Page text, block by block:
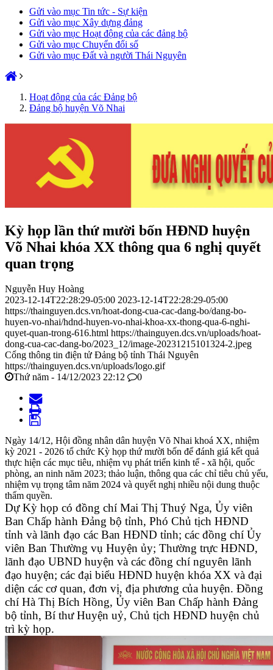
Gửi vào mục Tin tức - Sự kiện
Gửi vào mục Xây dựng đảng
Gửi vào mục Hoạt động của các đảng bộ
Gửi vào mục Chuyển đổi số
Gửi vào mục Đất và người Thái Nguyên
Hoạt động của các Đảng bộ
Đảng bộ huyện Võ Nhai
Kỳ họp lần thứ mười bốn HĐND huyện
Võ Nhai khóa XX thông qua 6 nghị quyết
quan trọng
Nguyễn Huy Hoàng
2023-12-14T22:28:29-05:00 2023-12-14T22:28:29-05:00
https://thainguyen.dcs.vn/hoat-dong-cua-cac-dang-bo/dang-bo-
huyen-vo-nhai/hdnd-huyen-vo-nhai-khoa-xx-thong-qua-6-nghi-
quyet-quan-trong-616.html https://thainguyen.dcs.vn/uploads/hoat-
dong-cua-cac-dang-bo/2023_12/image-20231215101324-2.jpeg
Cổng thông tin điện tử Đảng bộ tỉnh Thái Nguyên
https://thainguyen.dcs.vn/uploads/logo.gif
Thứ năm - 14/12/2023 22:12
0
Ngày 14/12, Hội đồng nhân dân huyện Võ Nhai khoá XX, nhiệm
kỳ 2021 - 2026 tổ chức Kỳ họp thứ mười bốn để đánh giá kết quả
thực hiện các mục tiêu, nhiệm vụ phát triển kinh tế - xã hội, quốc
phòng, an ninh năm 2023; thảo luận, thông qua các chỉ tiêu chủ yếu,
nhiệm vụ trọng tâm năm 2024 và quyết nghị nhiều nội dung thuộc
thẩm quyền.
Dự Kỳ họp có đồng chí Mai Thị Thuý Nga, Ủy viên
Ban Chấp hành Đảng bộ tỉnh, Phó Chủ tịch HĐND
tỉnh và lãnh đạo các Ban HĐND tỉnh; các đồng chí Ủy
viên Ban Thường vụ Huyện ủy; Thường trực HĐND,
lãnh đạo UBND huyện và các đồng chí nguyên lãnh
đạo huyện; các đại biểu HĐND huyện khóa XX và đại
diện các cơ quan, đơn vị, địa phương của huyện. Đồng
chí Hà Thị Bích Hồng, Ủy viên Ban Chấp hành Đảng
bộ tỉnh, Bí thư Huyện uỷ, Chủ tịch HĐND huyện chủ
trì kỳ họp.